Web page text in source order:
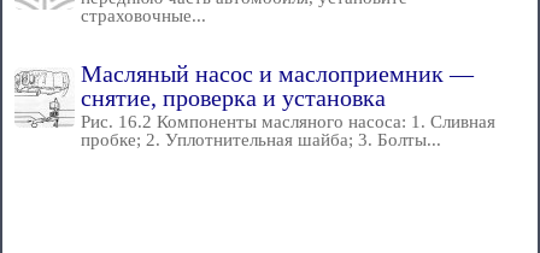
страховочные...
Масляный насос и маслоприемник —
снятие, проверка и установка
Рис. 16.2 Компоненты масляного насоса: 1. Сливная
пробке; 2. Уплотнительная шайба; 3. Болты...